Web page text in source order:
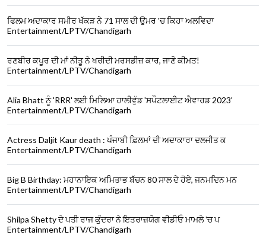
ਫਿਲਮ ਅਦਾਕਾਰ ਸਮੀਰ ਖੱਕੜ ਨੇ 71 ਸਾਲ ਦੀ ਉਮਰ 'ਚ ਕਿਹਾ ਅਲਵਿਦਾ
Entertainment/LPTV/Chandigarh
ਰਣਬੀਰ ਕਪੂਰ ਦੀ ਮਾਂ ਨੀਤੂ ਨੇ ਖਰੀਦੀ ਮਰਸਡੀਜ਼ ਕਾਰ, ਜਾਣੋ ਕੀਮਤ!
Entertainment/LPTV/Chandigarh
Alia Bhatt ਨੂੰ 'RRR' ਲਈ ਮਿਲਿਆ ਹਾਲੀਵੁੱਡ 'ਸਪੌਟਲਾਈਟ ਐਵਾਰਡ 2023'
Entertainment/LPTV/Chandigarh
Actress Daljit Kaur death : ਪੰਜਾਬੀ ਫ਼ਿਲਮਾਂ ਦੀ ਅਦਾਕਾਰਾ ਦਲਜੀਤ ਕ
Entertainment/LPTV/Chandigarh
Big B Birthday: ਮਹਾਨਾਇਕ ਅਮਿਤਾਭ ਬੱਚਨ 80 ਸਾਲ ਦੇ ਹੋਏ, ਜਨਮਦਿਨ ਮਨ
Entertainment/LPTV/Chandigarh
Shilpa Shetty ਦੇ ਪਤੀ ਰਾਜ ਕੁੰਦਰਾ ਨੇ ਇਤਰਾਜ਼ਯੋਗ ਵੀਡੀਓ ਮਾਮਲੇ 'ਚ ਪ
Entertainment/LPTV/Chandigarh